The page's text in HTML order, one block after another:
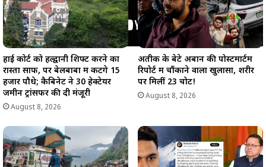
हाई कोर्ट को हल्द्वानी शिफ्ट करने का
रास्ता साफ, पर बेलबाबा में कटेंगे 15
हजार पौधे; कैबिनेट ने 30 हेक्टेयर
जमीन ट्रांसफर की दी मंजूरी
August 8, 2026
अतीक के बेटे अबान की पोस्टमार्टम
रिपोर्ट में चौंकाने वाला खुलासा, शरीर
पर मिलीं 23 चोटें!
August 8, 2026